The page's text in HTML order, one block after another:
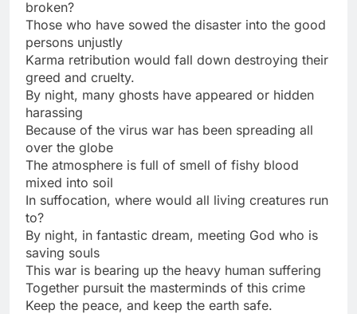
broken?
Those who have sowed the disaster into the good
persons unjustly
Karma retribution would fall down destroying their
greed and cruelty.
By night, many ghosts have appeared or hidden
harassing
Because of the virus war has been spreading all
over the globe
The atmosphere is full of smell of fishy blood
mixed into soil
In suffocation, where would all living creatures run
to?
By night, in fantastic dream, meeting God who is
saving souls
This war is bearing up the heavy human suffering
Together pursuit the masterminds of this crime
Keep the peace, and keep the earth safe.